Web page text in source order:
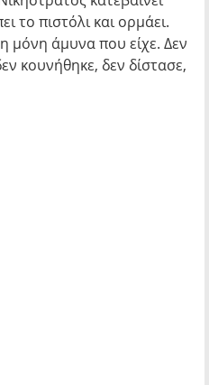
το πιστόλι και ορμάει.
μόνη άμυνα που είχε. Δεν
κουνήθηκε, δεν δίστασε,